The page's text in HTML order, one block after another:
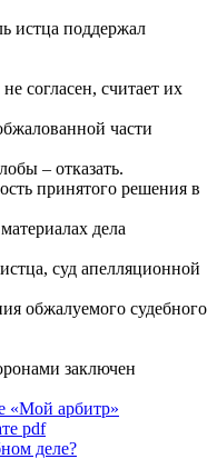
истца поддержал
согласен, считает их
части
– отказать.
принятого решения в
дела
суд апелляционной
обжалуемого судебного
заключен
«Мой арбитр»
pdf
деле?